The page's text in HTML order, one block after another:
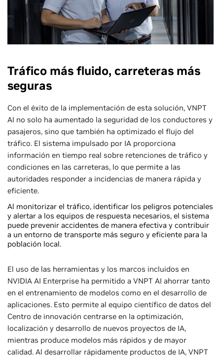
Tráfico más fluido, carreteras más
seguras
Con el éxito de la implementación de esta solución, VNPT
AI no solo ha aumentado la seguridad de los conductores y
pasajeros, sino que también ha optimizado el flujo del
tráfico. El sistema impulsado por IA proporciona
información en tiempo real sobre retenciones de tráfico y
condiciones en las carreteras, lo que permite a las
autoridades responder a incidencias de manera rápida y
eficiente.
Al monitorizar el tráfico, identificar los peligros potenciales
y alertar a los equipos de respuesta necesarios, el sistema
puede prevenir accidentes de manera efectiva y contribuir
a un entorno de transporte más seguro y eficiente para la
población local.
El uso de las herramientas y los marcos incluidos en
NVIDIA AI Enterprise ha permitido a VNPT AI ahorrar tanto
en el entrenamiento de modelos como en el desarrollo de
aplicaciones. Esto permite al equipo científico de datos del
Centro de innovación centrarse en la optimización,
localización y desarrollo de nuevos proyectos de IA,
mientras produce modelos más rápidos y de mayor
calidad. Al desarrollar rápidamente productos de IA, VNPT